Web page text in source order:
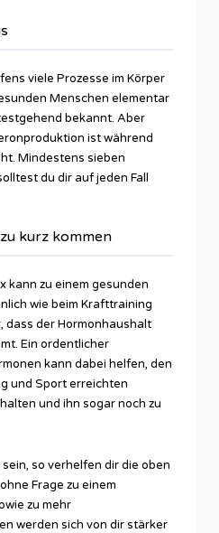
viele Prozesse im Körper
Menschen elementar
bekannt. Aber
ist während
Mindestens sieben
du dir auf jeden Fall
kurz kommen
kann zu einem gesunden
wie beim Krafttraining
dass der Hormonhaushalt
Ein ordentlicher
kann dabei helfen, den
und Sport erreichten
und ihn sogar noch zu
so verhelfen dir die oben
Frage zu einem
zu mehr
werden sich von dir stärker